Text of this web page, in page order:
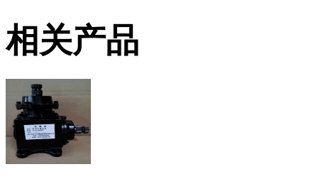
相关产品